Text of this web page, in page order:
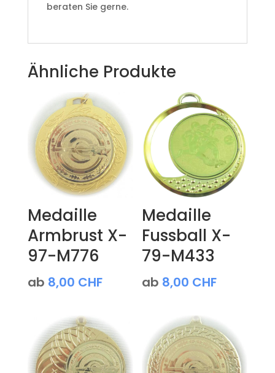
beraten Sie gerne.
Ähnliche Produkte
Medaille
Armbrust X-
97-M776
ab 8,00 CHF
Medaille
Fussball X-
79-M433
ab 8,00 CHF